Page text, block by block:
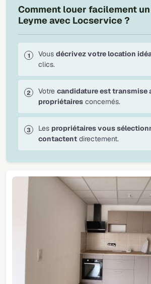
Comment louer facilement
Leyme avec Locservice ?
Vous décrivez votre location
clics.
Votre candidature est transmise
propriétaires concernés.
Les propriétaires vous
contactent directement.